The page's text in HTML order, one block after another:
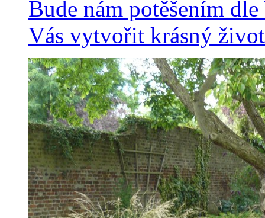
Bude nám potěšením
Vás vytvořit krásný